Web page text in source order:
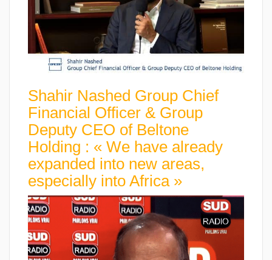
Shahir Nashed Group Chief
Financial Officer & Group
Deputy CEO of Beltone
Holding : « We have already
expanded into new areas,
especially into Africa »